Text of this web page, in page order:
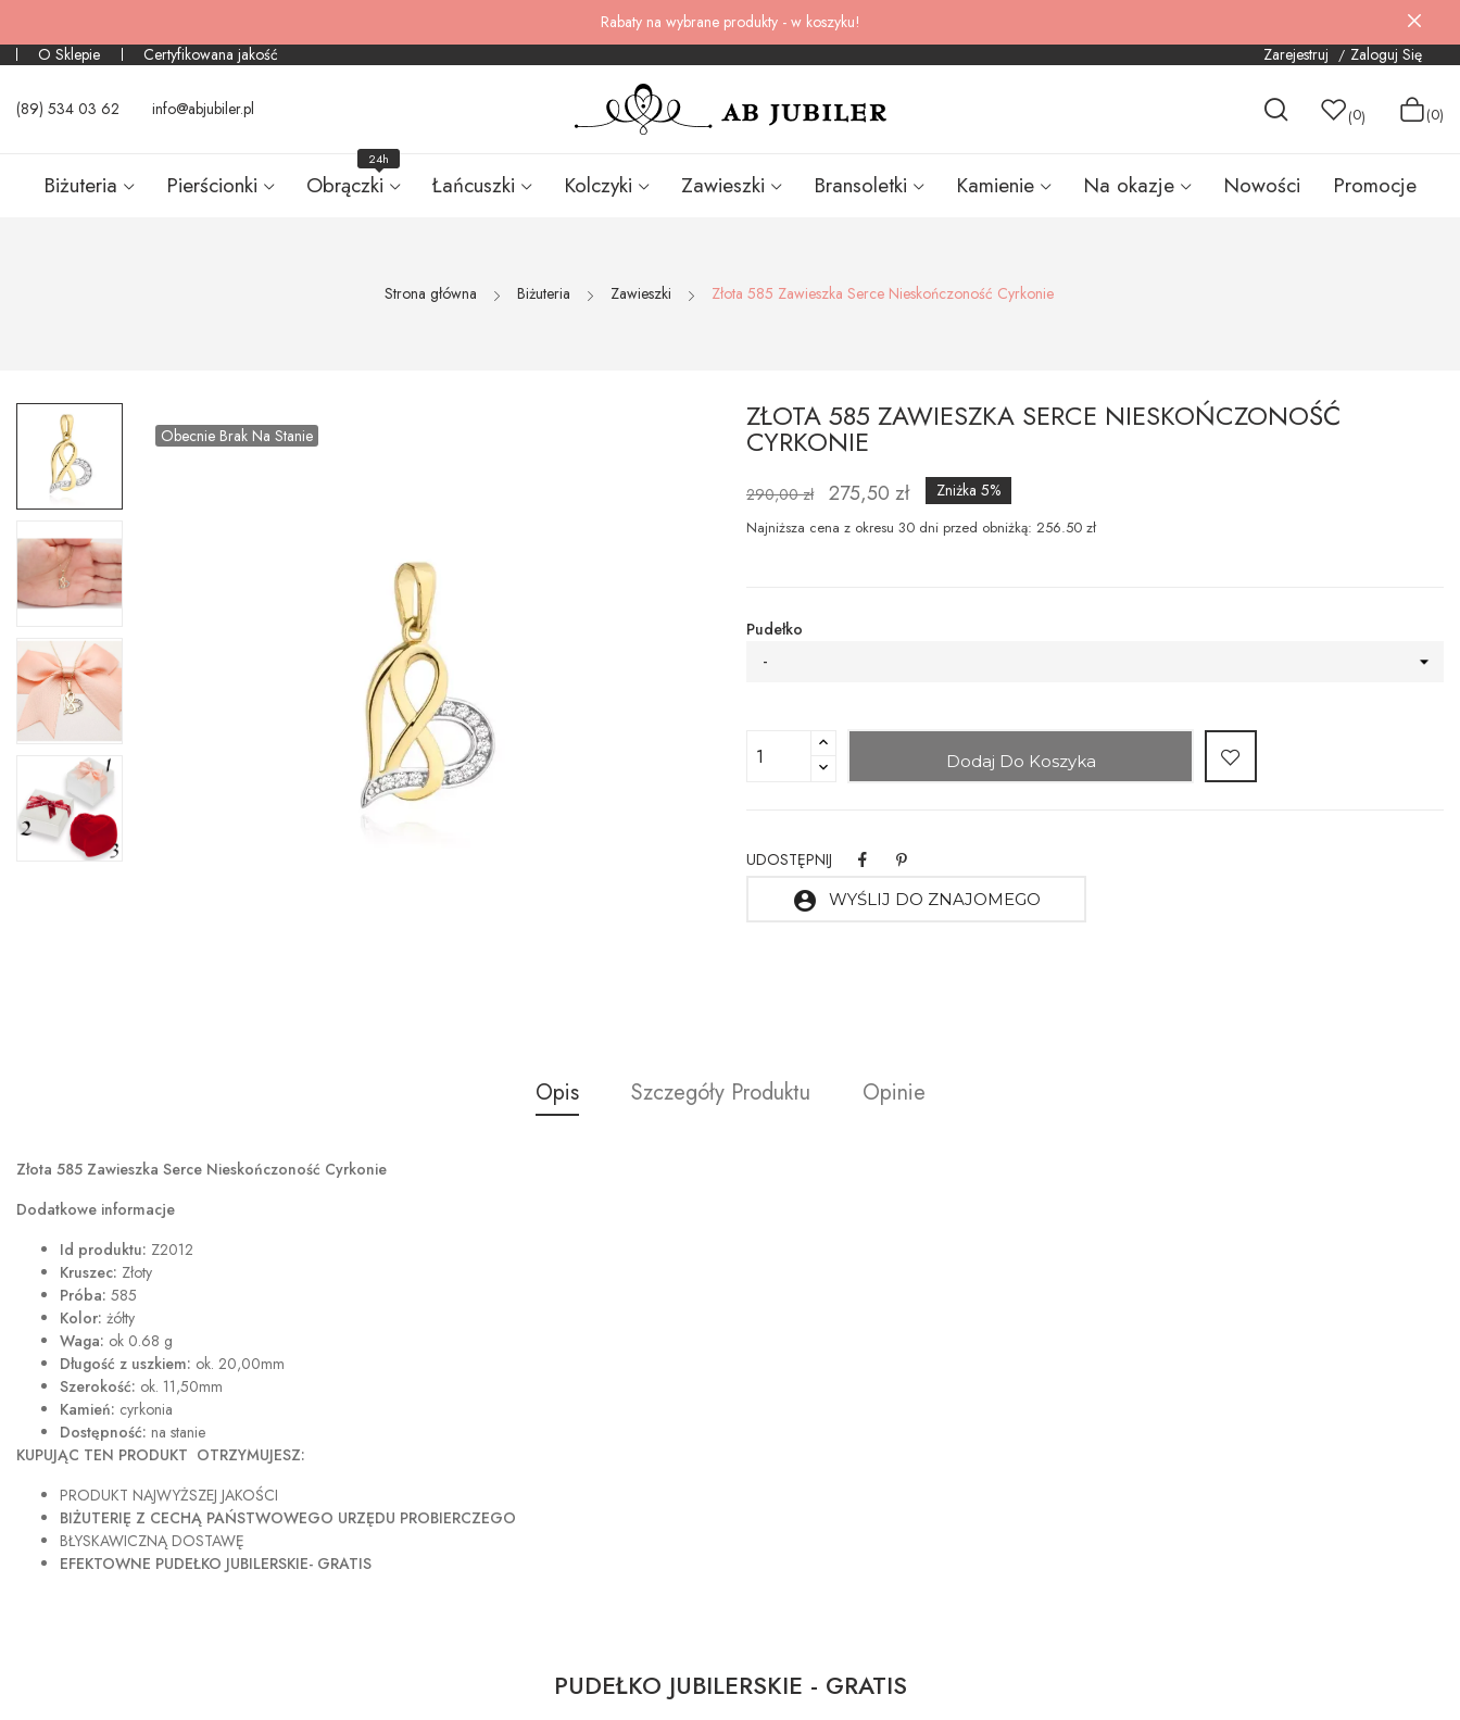
Rabaty na wybrane produkty - w koszyku!
O Sklepie
Certyfikowana jakość Zarejestruj Zaloguj Się
(89) 534 03 62 info@abjubiler.pl (0) (0)
Biżuteria Pierścionki Obrączki
24h
Łańcuszki Kolczyki Zawieszki Bransoletki Kamienie Na okazje Nowości Promocje
Strona główna Biżuteria Zawieszki Złota 585 Zawieszka Serce Nieskończoność Cyrkonie
Obecnie Brak Na Stanie
ZŁOTA 585 ZAWIESZKA SERCE NIESKOŃCZONOŚĆ
CYRKONIE
290,00 zł 275,50 zł Zniżka 5%
Najniższa cena z okresu 30 dni przed obniżką: 256.50 zł
Pudełko
-
Dodaj Do Koszyka
UDOSTĘPNIJ
account_circle WYŚLIJ DO ZNAJOMEGO
Opis Szczegóły Produktu Opinie
Złota 585 Zawieszka Serce Nieskończoność Cyrkonie
Dodatkowe informacje
Id produktu: Z2012
Kruszec: Złoty
Próba: 585
Kolor: żółty
Waga: ok 0.68 g
Długość z uszkiem: ok. 20,00mm
Szerokość: ok. 11,50mm
Kamień: cyrkonia
Dostępność: na stanie
KUPUJĄC TEN PRODUKT OTRZYMUJESZ:
PRODUKT NAJWYŻSZEJ JAKOŚCI
BIŻUTERIĘ Z CECHĄ PAŃSTWOWEGO URZĘDU PROBIERCZEGO
BŁYSKAWICZNĄ DOSTAWĘ
EFEKTOWNE PUDEŁKO JUBILERSKIE- GRATIS
PUDEŁKO JUBILERSKIE - GRATIS